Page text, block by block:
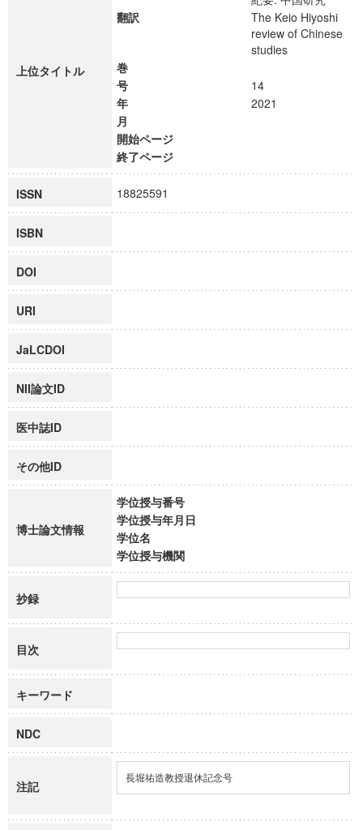
上位タイトル
翻訳
The Keio Hiyoshi
review of Chinese
studies
巻
号
14
年
2021
月
開始ページ
終了ページ
ISSN 18825591
ISBN
DOI
URI
JaLCDOI
NII論文ID
医中誌ID
その他ID
博士論文情報
学位授与番号
学位授与年月日
学位名
学位授与機関
抄録
目次
キーワード
NDC
注記
長堀祐造教授退休記念号